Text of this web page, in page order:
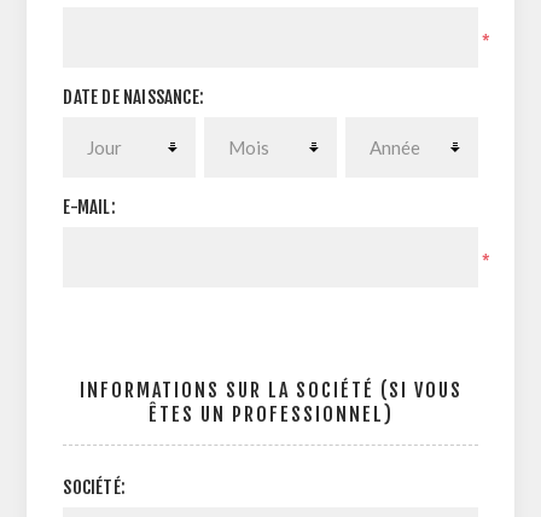
*
DATE DE NAISSANCE:
E-MAIL:
*
INFORMATIONS SUR LA SOCIÉTÉ (SI VOUS
ÊTES UN PROFESSIONNEL)
SOCIÉTÉ: